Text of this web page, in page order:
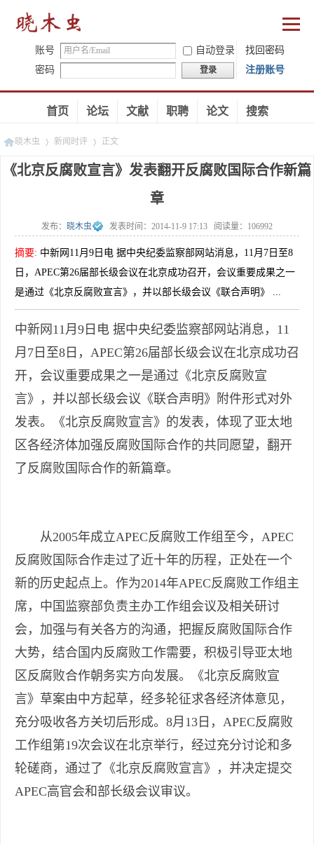
账号 自动登录
找回密码
密码
登录 注册账号
首页 论坛 文献 职聘 论文 搜索
晓木虫 新闻时评 正文
《北京反腐败宣言》发表翻开反腐败国际合作新篇
章
发布： 晓木虫 发表时间： 2014-11-9 17:13 阅读量： 106992
摘要: 中新网11月9日电 据中央纪委监察部网站消息，11月7日至8
日，APEC第26届部长级会议在北京成功召开，会议重要成果之一
是通过《北京反腐败宣言》，并以部长级会议《联合声明》 ...
中新网11月9日电 据中央纪委监察部网站消息，11
月7日至8日，APEC第26届部长级会议在北京成功召
开，会议重要成果之一是通过《北京反腐败宣
言》，并以部长级会议《联合声明》附件形式对外
发表。《北京反腐败宣言》的发表，体现了亚太地
区各经济体加强反腐败国际合作的共同愿望，翻开
了反腐败国际合作的新篇章。
从2005年成立APEC反腐败工作组至今，APEC
反腐败国际合作走过了近十年的历程，正处在一个
新的历史起点上。作为2014年APEC反腐败工作组主
席，中国监察部负责主办工作组会议及相关研讨
会，加强与有关各方的沟通，把握反腐败国际合作
大势，结合国内反腐败工作需要，积极引导亚太地
区反腐败合作朝务实方向发展。《北京反腐败宣
言》草案由中方起草，经多轮征求各经济体意见，
充分吸收各方关切后形成。8月13日，APEC反腐败
工作组第19次会议在北京举行，经过充分讨论和多
轮磋商，通过了《北京反腐败宣言》，并决定提交
APEC高官会和部长级会议审议。